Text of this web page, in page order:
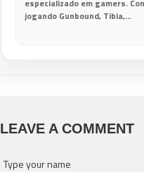
especializado em gamers.
jogando Gunbound, Tibia,...
LEAVE A COMMENT
Type your name